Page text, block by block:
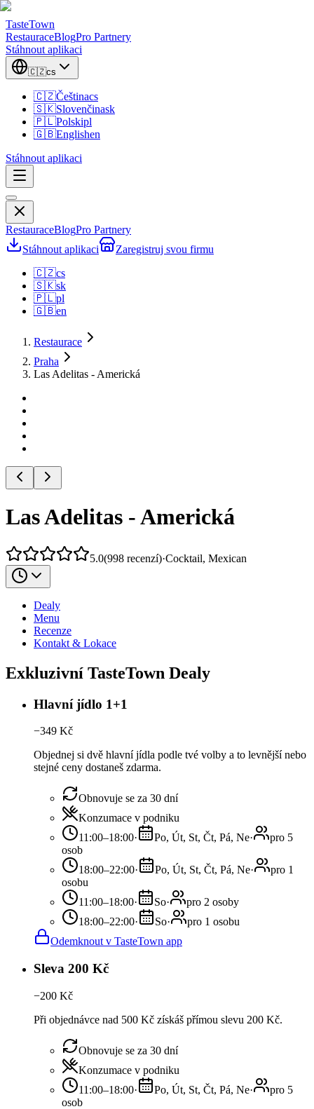
TasteTown
RestauraceBlogPro Partnery
Stáhnout aplikaci
🇨🇿cs
🇨🇿Češtinacs
🇸🇰Slovenčinask
🇵🇱Polskipl
🇬🇧Englishen
Stáhnout aplikaci
RestauraceBlogPro Partnery
Stáhnout aplikaci
Zaregistruj svou firmu
🇨🇿cs
🇸🇰sk
🇵🇱pl
🇬🇧en
Restaurace
Praha
Las Adelitas - Americká
Las Adelitas - Americká
5.0(998 recenzí)·Cocktail, Mexican
Dealy
Menu
Recenze
Kontakt & Lokace
Exkluzivní TasteTown Dealy
Hlavní jídlo 1+1
−349 Kč
Objednej si dvě hlavní jídla podle tvé volby a to levnější nebo
stejné ceny dostaneš zdarma.
Obnovuje se za 30 dní
Konzumace v podniku
11:00–18:00· Po, Út, St, Čt, Pá, Ne·
pro 5
osob
18:00–22:00· Po, Út, St, Čt, Pá, Ne·
pro 1
osobu
11:00–18:00· So·
pro 2 osoby
18:00–22:00· So·
pro 1 osobu
Odemknout v TasteTown app
Sleva 200 Kč
−200 Kč
Při objednávce nad 500 Kč získáš přímou slevu 200 Kč.
Obnovuje se za 30 dní
Konzumace v podniku
11:00–18:00· Po, Út, St, Čt, Pá, Ne·
pro 5
osob